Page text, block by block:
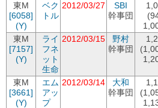
東M
[6058]
(Y)
ベク
トル
2012/03/27
SBI
幹事団
東M
[7157]
(Y)
ライ
フネ
ット
生命
2012/03/15
野村
幹事団
東M
[3661]
(Y)
エム
アッ
プ
2012/03/14
大和
幹事団